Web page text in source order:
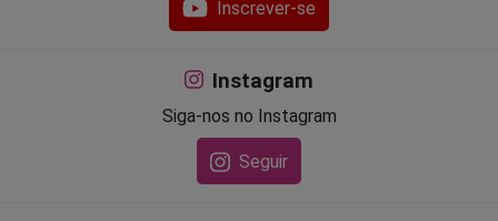
Inscrever-se
Instagram
Siga-nos no Instagram
Seguir